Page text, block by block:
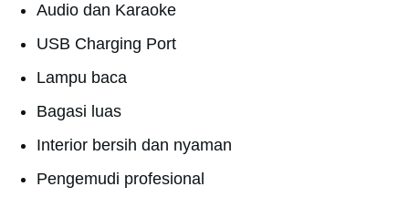
Audio dan Karaoke
USB Charging Port
Lampu baca
Bagasi luas
Interior bersih dan nyaman
Pengemudi profesional